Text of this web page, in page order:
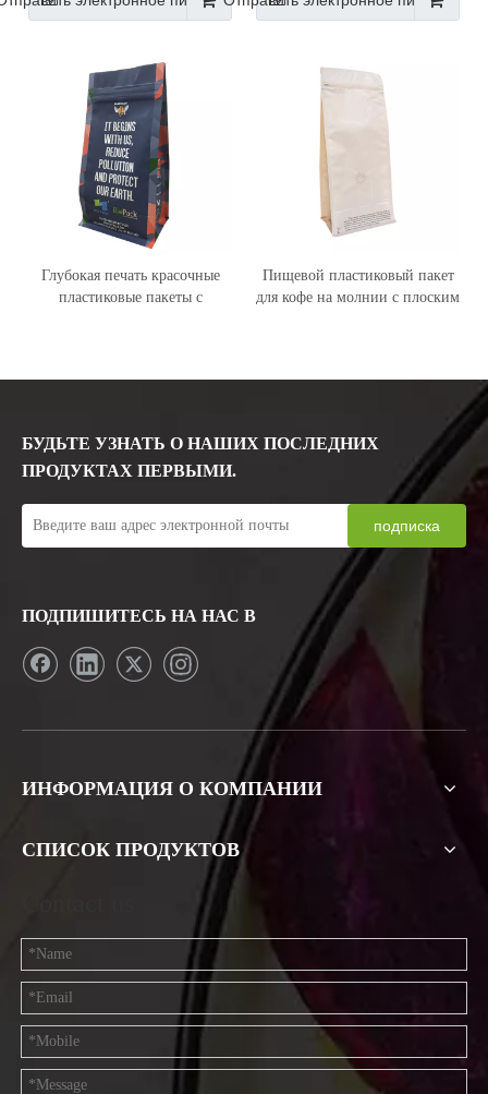
Глубокая печать красочные
пластиковые пакеты с
Пищевой пластиковый пакет
для кофе на молнии с плоским
Индивидуальный логотип с
печатным логотипом Ldpe
плоский пластиковый пакет
Бесплатный образец
алюминия 450G 500G
Повторно закрывающийся
пустой пакет для чая Empti из
нейлона на молнии
Отправить электронное письмо
4
БУДЬТЕ УЗНАТЬ О НАШИХ ПОСЛЕДНИХ
ПРОДУКТАХ ПЕРВЫМИ.
подписка
ПОДПИШИТЕСЬ НА НАС В
ИНФОРМАЦИЯ О КОМПАНИИ
СПИСОК ПРОДУКТОВ